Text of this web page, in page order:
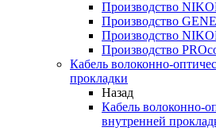
Производство
Производство
Производство
Производство
Кабель волоконно-
прокладки
Назад
Кабель волоконно-
внутренней